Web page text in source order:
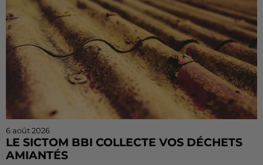
6 août 2026
LE SICTOM BBI COLLECTE VOS DÉCHETS
AMIANTÉS